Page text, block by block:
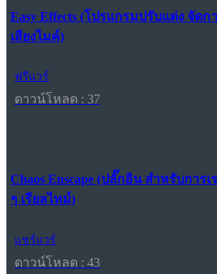
Easy Effects (โปรแกรมปรับแต่ง จัดก
เสียงไมค์)
ฟรีแวร์
ดาวน์โหลด : 37
Chaos Enscape (ปลั๊กอิน สำหรับการ
ๆ เรียลไทม์)
แชร์แวร์
ดาวน์โหลด : 43